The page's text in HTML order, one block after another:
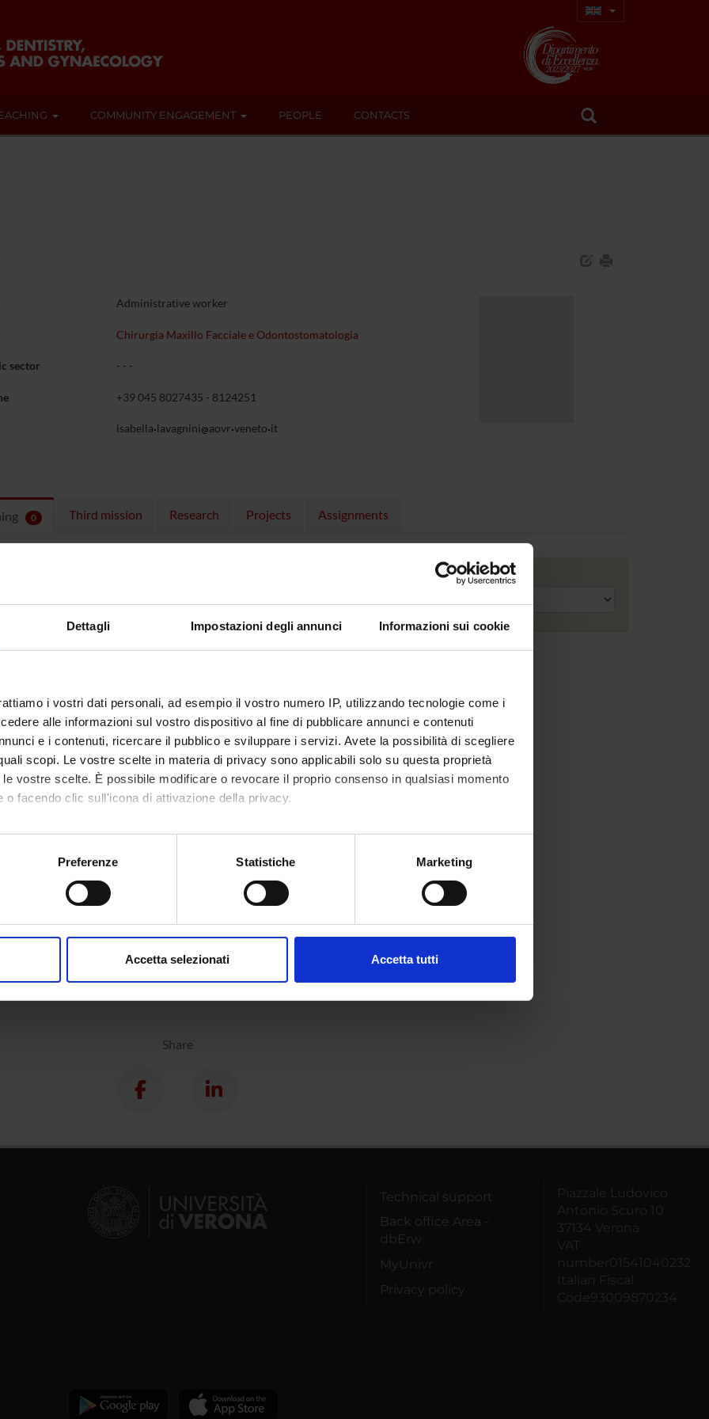
Dettagli Impostazioni degli annunci Informazioni sui cookie
i vostri dati personali, ad esempio il vostro numero IP, utilizzando tecnologie come i
alle informazioni sul vostro dispositivo al fine di pubblicare annunci e contenuti
e i contenuti, ricercare il pubblico e sviluppare i servizi. Avete la possibilità di scegliere
scopi. Le vostre scelte in materia di privacy sono applicabili solo su questa proprietà
vostre scelte. È possibile modificare o revocare il proprio consenso in qualsiasi momento
o facendo clic sull'icona di attivazione della privacy.
anche:
sulla tua posizione geografica, con un'approssimazione di qualche metro,
in qualsiasi momento dalla Dichiarazione sui cookie.
Preferenze Statistiche Marketing
Accetta selezionati Accetta tutti
COMMUNITY ENGAGEMENT PEOPLE CONTACTS
Administrative worker
Chirurgia Maxillo Facciale e Odontostomatologia
sector - - -
+39 045 8027435 - 8124251
isabella lavagnini aovr veneto it
0 Third mission Research Projects Assignments
Academic year
Share
Technical support
Back office Area -
dbErw
MyUnivr
Privacy policy
Piazzale Ludovico
Antonio Scuro 10
37134 Verona
VAT
number01541040232
Italian Fiscal
Code93009870234